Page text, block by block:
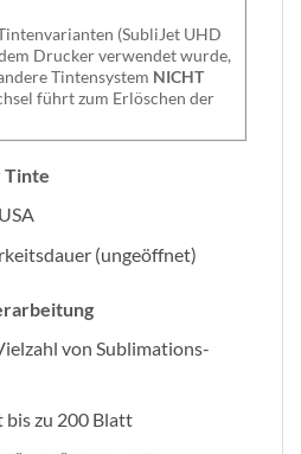
(SubliJet UHD
Drucker verwendet wurde,
Tintensystem NICHT
führt zum Erlöschen der
Tinte
(ungeöffnet)
von Sublimations-
bis zu 200 Blatt